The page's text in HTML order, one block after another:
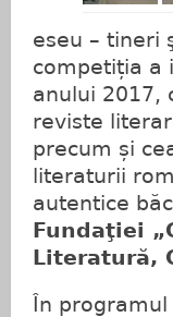
eseu – tineri
competiția a
anului 2017,
reviste
precum și
literaturii
autentice
Fundaţiei
Literatură,
În